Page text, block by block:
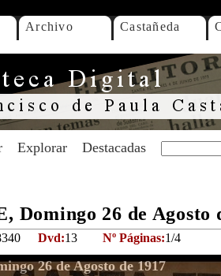
Archivo Castañeda
Explorar Destacadas
Domingo 26 de Agosto
Dvd:13 Nº Páginas:1/4
26 de Agosto de 1917